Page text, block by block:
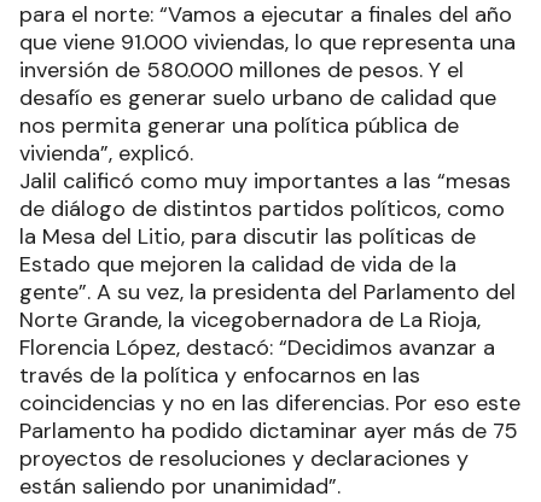
para el norte: “Vamos a ejecutar a finales del año
que viene 91.000 viviendas, lo que representa una
inversión de 580.000 millones de pesos. Y el
desafío es generar suelo urbano de calidad que
nos permita generar una política pública de
vivienda”, explicó.
Jalil calificó como muy importantes a las “mesas
de diálogo de distintos partidos políticos, como
la Mesa del Litio, para discutir las políticas de
Estado que mejoren la calidad de vida de la
gente”. A su vez, la presidenta del Parlamento del
Norte Grande, la vicegobernadora de La Rioja,
Florencia López, destacó: “Decidimos avanzar a
través de la política y enfocarnos en las
coincidencias y no en las diferencias. Por eso este
Parlamento ha podido dictaminar ayer más de 75
proyectos de resoluciones y declaraciones y
están saliendo por unanimidad”.